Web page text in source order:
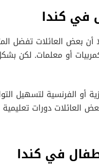
في كندا
بعض العائلات تفضل
أو معلمات. لكن
أو الفرنسية لتسهيل
العائلات دورات
في كندا